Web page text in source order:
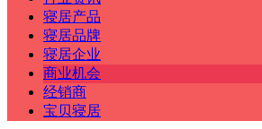
寝居产品
寝居品牌
寝居企业
商业机会
经销商
宝贝寝居